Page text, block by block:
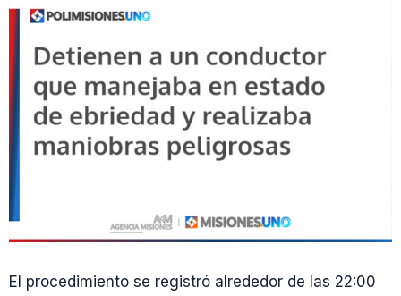
El procedimiento se registró alrededor de las 22:00